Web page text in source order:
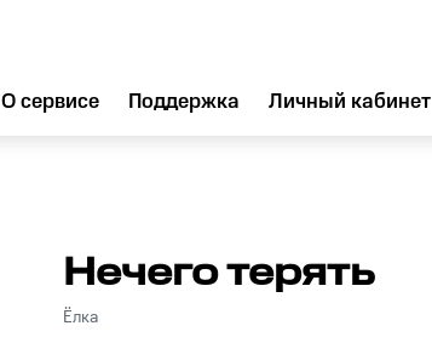
О сервисе Поддержка Личный кабинет
Нечего терять
Ёлка